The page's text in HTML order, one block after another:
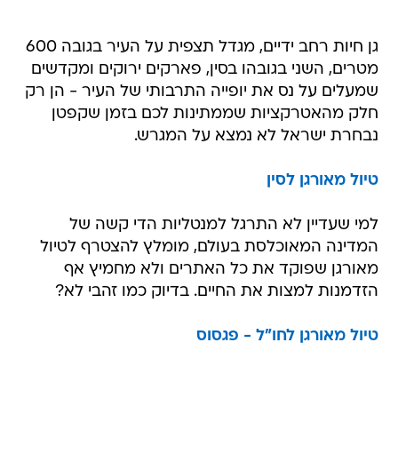
גן חיות רחב ידיים, מגדל תצפית על העיר בגובה 600
מטרים, השני בגובהו בסין, פארקים ירוקים ומקדשים
שמעלים על נס את יופייה התרבותי של העיר - הן רק
חלק מהאטרקציות שממתינות לכם בזמן שקפטן
נבחרת ישראל לא נמצא על המגרש.
טיול מאורגן לסין
למי שעדיין לא התרגל למנטליות הדי קשה של
המדינה המאוכלסת בעולם, מומלץ להצטרף לטיול
מאורגן שפוקד את כל האתרים ולא מחמיץ אף
הזדמנות למצות את החיים. בדיוק כמו זהבי לא?
טיול מאורגן לחו"ל - פגסוס